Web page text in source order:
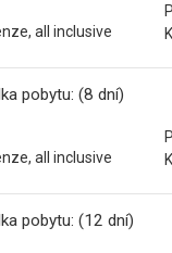
all inclusive
pobytu: (8 dní)
all inclusive
pobytu: (12 dní)